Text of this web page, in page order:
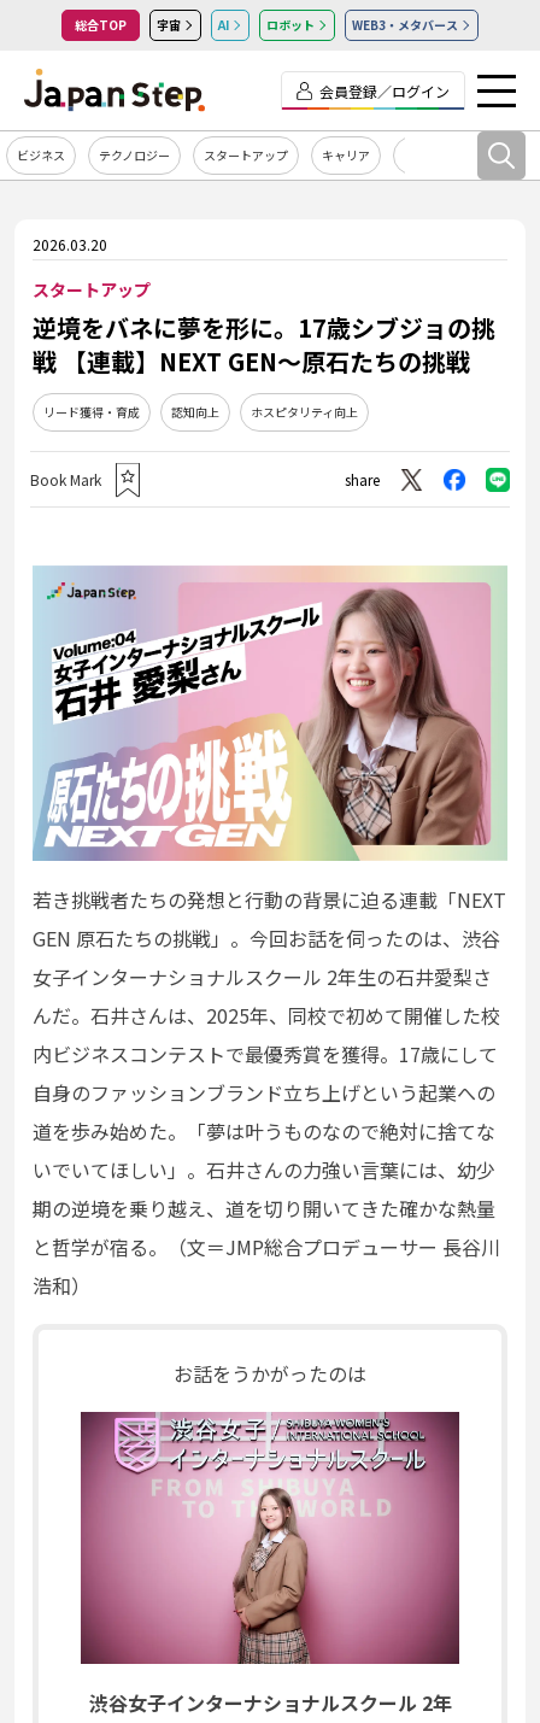
総合TOP 宇宙 AI ロボット WEB3・メタバース
会員登録／ログイン
ビジネス テクノロジー スタートアップ キャリア
2026.03.20
スタートアップ
逆境をバネに夢を形に。17歳シブジョの挑
戦 【連載】NEXT GEN～原石たちの挑戦
リード獲得・育成 認知向上 ホスピタリティ向上
Book Mark share
若き挑戦者たちの発想と行動の背景に迫る連載「NEXT
GEN 原石たちの挑戦」。今回お話を伺ったのは、渋谷
女子インターナショナルスクール 2年生の石井愛梨さ
んだ。石井さんは、2025年、同校で初めて開催した校
内ビジネスコンテストで最優秀賞を獲得。17歳にして
自身のファッションブランド立ち上げという起業への
道を歩み始めた。「夢は叶うものなので絶対に捨てな
いでいてほしい」。石井さんの力強い言葉には、幼少
期の逆境を乗り越え、道を切り開いてきた確かな熱量
と哲学が宿る。（文＝JMP総合プロデューサー 長谷川
浩和）
お話をうかがったのは
渋谷女子インターナショナルスクール 2年